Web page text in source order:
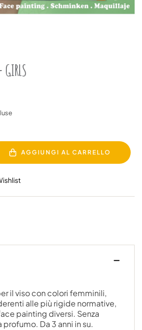
AGGIUNGI AL CARRELLO
il viso con colori femminili,
alle più rigide normative,
painting diversi. Senza
profumo. Da 3 anni in su.